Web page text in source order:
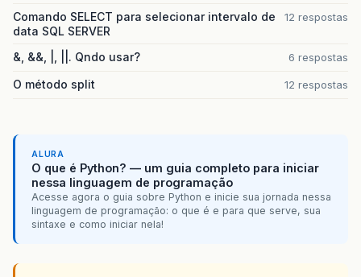
Comando SELECT para selecionar intervalo de
data SQL SERVER
12 respostas
&, &&, |, ||. Qndo usar? 6 respostas
O método split 12 respostas
ALURA
O que é Python? — um guia completo para iniciar
nessa linguagem de programação
Acesse agora o guia sobre Python e inicie sua jornada nessa
linguagem de programação: o que é e para que serve, sua
sintaxe e como iniciar nela!